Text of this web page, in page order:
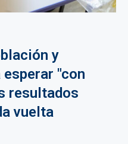
y
"con
resultados
vuelta